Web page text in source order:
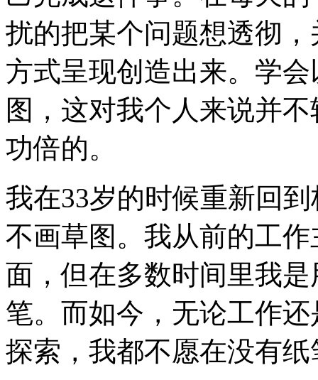
扰的把某个问题想透彻
方式呈现创造出来。学
图，这对我个人来说并
功倍的。
我在33岁的时候重新回
不画草图。我从前的工
面，但在多数时间里我
笔。而如今，无论工作
探索，我都不愿在没有